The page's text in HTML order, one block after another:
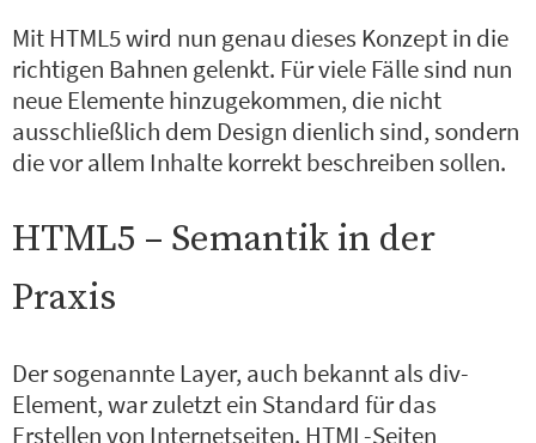
Mit HTML5 wird nun genau dieses Konzept in die
richtigen Bahnen gelenkt. Für viele Fälle sind nun
neue Elemente hinzugekommen, die nicht
ausschließlich dem Design dienlich sind, sondern
die vor allem Inhalte korrekt beschreiben sollen.
HTML5 – Semantik in der
Praxis
Der sogenannte Layer, auch bekannt als div-
Element, war zuletzt ein Standard für das
Erstellen von Internetseiten. HTML-Seiten